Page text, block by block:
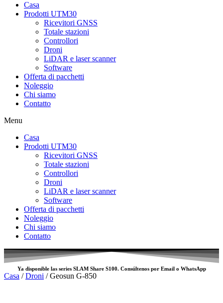
Casa
Prodotti UTM30
Ricevitori GNSS
Totale stazioni
Controllori
Droni
LiDAR e laser scanner
Software
Offerta di pacchetti
Noleggio
Chi siamo
Contatto
Menu
Casa
Prodotti UTM30
Ricevitori GNSS
Totale stazioni
Controllori
Droni
LiDAR e laser scanner
Software
Offerta di pacchetti
Noleggio
Chi siamo
Contatto
Ya disponible las series SLAM Share S100. Consúltenos por Emailo WhatsApp
Casa /Droni / Geosun G-850